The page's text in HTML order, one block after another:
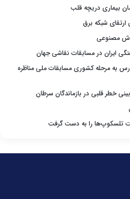
بیماری دریچه قلب
ارتقای شبکه برق
مصنوعی
ایران در مسابقات نقاشی جهان
فارس به مرحله کشوری مسابقات ملی مناظره
خطر قلبی در بازماندگان سرطان
را به دست گرفت